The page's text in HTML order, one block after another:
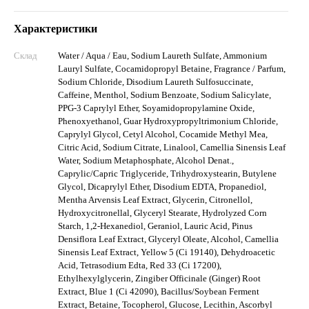
Характеристики
Склад
Water / Aqua / Eau, Sodium Laureth Sulfate, Ammonium
Lauryl Sulfate, Cocamidopropyl Betaine, Fragrance / Parfum,
Sodium Chloride, Disodium Laureth Sulfosuccinate,
Caffeine, Menthol, Sodium Benzoate, Sodium Salicylate,
PPG-3 Caprylyl Ether, Soyamidopropylamine Oxide,
Phenoxyethanol, Guar Hydroxypropyltrimonium Chloride,
Caprylyl Glycol, Cetyl Alcohol, Cocamide Methyl Mea,
Citric Acid, Sodium Citrate, Linalool, Camellia Sinensis Leaf
Water, Sodium Metaphosphate, Alcohol Denat.,
Caprylic/Capric Triglyceride, Trihydroxystearin, Butylene
Glycol, Dicaprylyl Ether, Disodium EDTA, Propanediol,
Mentha Arvensis Leaf Extract, Glycerin, Citronellol,
Hydroxycitronellal, Glyceryl Stearate, Hydrolyzed Corn
Starch, 1,2-Hexanediol, Geraniol, Lauric Acid, Pinus
Densiflora Leaf Extract, Glyceryl Oleate, Alcohol, Camellia
Sinensis Leaf Extract, Yellow 5 (Ci 19140), Dehydroacetic
Acid, Tetrasodium Edta, Red 33 (Ci 17200),
Ethylhexylglycerin, Zingiber Officinale (Ginger) Root
Extract, Blue 1 (Ci 42090), Bacillus/Soybean Ferment
Extract, Betaine, Tocopherol, Glucose, Lecithin, Ascorbyl